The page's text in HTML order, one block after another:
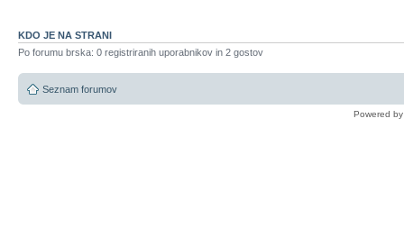
KDO JE NA STRANI
Po forumu brska: 0 registriranih uporabnikov in 2 gostov
Seznam forumov
Powered